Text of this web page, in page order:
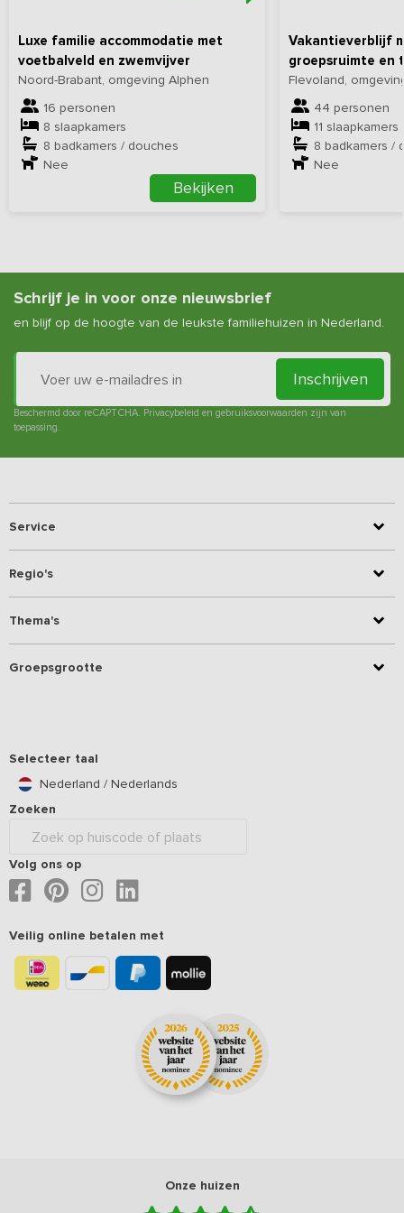
Luxe familie accommodatie met
voetbalveld en zwemvijver
Noord-Brabant, omgeving Alphen
16 personen
8 slaapkamers
8 badkamers / douches
Nee
Bekijken
Vakantieverblijf
groepsruimte en
Flevoland,
44 personen
11 slaapkamers
8 badkamers /
Nee
Schrijf je in voor onze nieuwsbrief
en blijf op de hoogte van de leukste familiehuizen in Nederland.
Inschrijven
Beschermd door reCAPTCHA. Privacybeleid en gebruiksvoorwaarden zijn van
toepassing.
Service
Regio's
Thema's
Groepsgrootte
Selecteer taal
Nederland / Nederlands
Zoeken
Volg ons op
Veilig online betalen met
Onze huizen